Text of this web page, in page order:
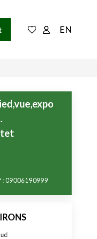
EN
:09006190999